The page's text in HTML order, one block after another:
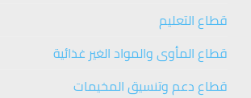
قطاع التعليم
قطاع المأوى والمواد الغير غذائية
قطاع دعم وتنسيق المخيمات